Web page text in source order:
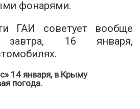
фонарями.
ГАИ советует вообще
завтра, 16 января,
14 января, в Крыму
погода.